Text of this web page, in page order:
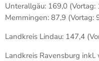
Unterallgäu: 169,0 (Vortag:
Memmingen: 87,9 (Vortag:
Landkreis Lindau: 147,4
Landkreis Ravensburg